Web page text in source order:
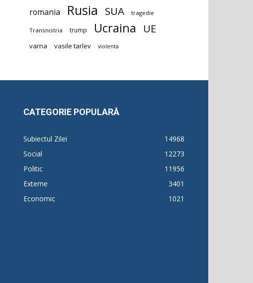
romania Rusia SUA tragedie
Transnistria trump Ucraina UE
vama vasile tarlev violenta
CATEGORIE POPULARĂ
Subiectul Zilei
14968
Social
12273
Politic
11956
Externe
3401
Economic
1021